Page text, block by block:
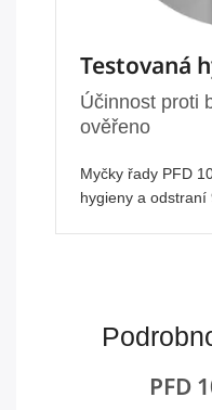
Testovaná
Účinnost proti
ověřeno
Myčky řady PFD
hygieny a odstraní
PFD